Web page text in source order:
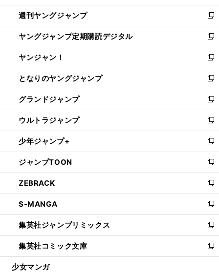
開
く
ウ
で
開
く
ン
ド
ウ
で
開
く
ウ
ィ
ン
ド
ウ
で
開
く
週刊ヤングジャンプ
新
し
い
ウ
ィ
ン
ド
ウ
で
開
く
ヤングジャンプ定期購読デジタル
新
し
い
ウ
ィ
ン
ド
ウ
で
開
く
ヤンジャン！
新
し
い
ウ
ィ
ン
ド
ウ
で
開
く
となりのヤングジャンプ
新
し
い
ウ
ィ
ン
ド
ウ
で
開
く
グランドジャンプ
新
し
い
ウ
ィ
ン
ド
ウ
で
開
く
ウルトラジャンプ
新
し
い
ウ
ィ
ン
ド
ウ
で
開
く
少年ジャンプ+
新
し
い
ウ
ィ
ン
ド
ウ
で
開
く
ジャンプTOON
新
し
い
ウ
ィ
ン
ド
ウ
で
開
ZEBRACK
新
し
い
ウ
ィ
ン
ド
ウ
S-MANGA
新
し
い
ウ
ィ
ン
集英社ジャンプリミックス
新
し
い
ウ
集英社コミック文庫
新
し
少女マンガ